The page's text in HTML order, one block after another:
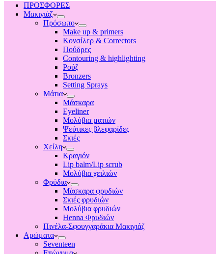
ΠΡΟΣΦΟΡΕΣ
Μακιγιάζ
Πρόσωπο
Make up & primers
Κονσίλερ & Correctors
Πούδρες
Contouring & highlighting
Ρούζ
Bronzers
Setting Sprays
Μάτια
Μάσκαρα
Eyeliner
Μολύβια ματιών
Ψεύτικες βλεφαρίδες
Σκιές
Χείλη
Κραγιόν
Lip balm/Lip scrub
Μολύβια χειλιών
Φρύδια
Μάσκαρα φρυδιών
Σκιές φρυδιών
Μολύβια φρυδιών
Henna Φρυδιών
Πινέλα-Σφουγγαράκια Μακιγιάζ
Αρώματα
Seventeen